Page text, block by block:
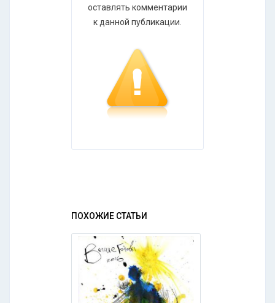
оставлять комментарии
к данной публикации.
ПОХОЖИЕ СТАТЬИ